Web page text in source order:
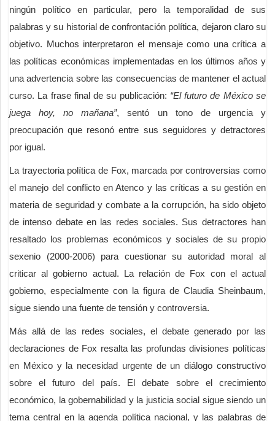
ningún político en particular, pero la temporalidad de sus
palabras y su historial de confrontación política, dejaron claro su
objetivo. Muchos interpretaron el mensaje como una crítica a
las políticas económicas implementadas en los últimos años y
una advertencia sobre las consecuencias de mantener el actual
curso. La frase final de su publicación: “El futuro de México se
juega hoy, no mañana”, sentó un tono de urgencia y
preocupación que resonó entre sus seguidores y detractores
por igual.
La trayectoria política de Fox, marcada por controversias como
el manejo del conflicto en Atenco y las críticas a su gestión en
materia de seguridad y combate a la corrupción, ha sido objeto
de intenso debate en las redes sociales. Sus detractores han
resaltado los problemas económicos y sociales de su propio
sexenio (2000-2006) para cuestionar su autoridad moral al
criticar al gobierno actual. La relación de Fox con el actual
gobierno, especialmente con la figura de Claudia Sheinbaum,
sigue siendo una fuente de tensión y controversia.
Más allá de las redes sociales, el debate generado por las
declaraciones de Fox resalta las profundas divisiones políticas
en México y la necesidad urgente de un diálogo constructivo
sobre el futuro del país. El debate sobre el crecimiento
económico, la gobernabilidad y la justicia social sigue siendo un
tema central en la agenda política nacional, y las palabras de